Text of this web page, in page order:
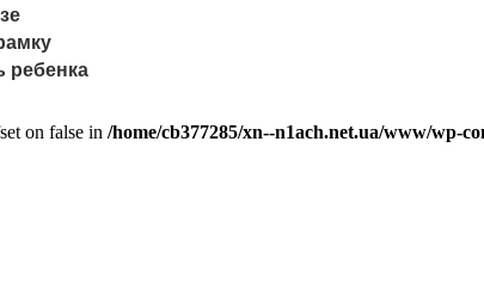
ребенка
on false in /home/cb377285/xn--n1ach.net.ua/www/wp-